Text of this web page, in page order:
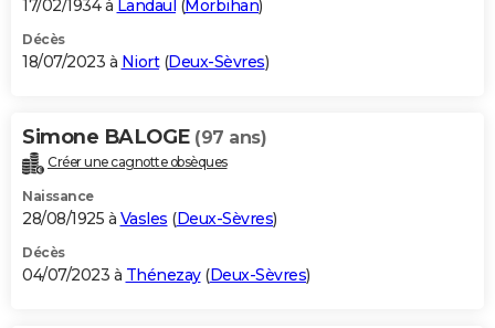
17/02/1934 à Landaul (Morbihan)
Décès
18/07/2023 à Niort(Deux-Sèvres)
Simone BALOGE (97 ans)
Créer une cagnotte obsèques
Naissance
28/08/1925 à Vasles (Deux-Sèvres)
Décès
04/07/2023 à Thénezay(Deux-Sèvres)